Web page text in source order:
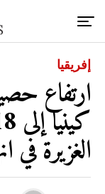
إفريقيا
ارتفاع
الغزيرة في